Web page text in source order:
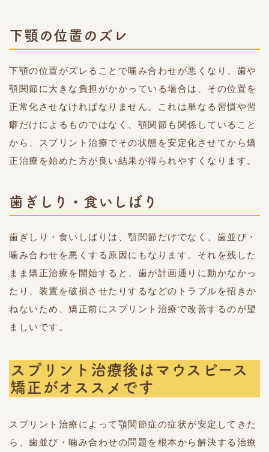
下顎の位置のズレ
下顎の位置がズレることで噛み合わせが悪くなり、歯や
顎関節に大きな負担がかかっている場合は、その位置を
正常化させなければなりません。これは単なる習慣や習
癖だけによるものではなく、顎関節も関係していること
から、スプリント治療でその状態を安定化させてから矯
正治療を始めた方が良い結果が得られやすくなります。
歯ぎしり・食いしばり
歯ぎしり・食いしばりは、顎関節だけでなく、歯並び・
噛み合わせを悪くする原因にもなります。それを残した
まま矯正治療を開始すると、歯が計画通りに動かなかっ
たり、装置を破損させたりするなどのトラブルを招きか
ねないため、矯正前にスプリント治療で改善するのが望
ましいです。
スプリント治療後はマウスピース
矯正がオススメです
スプリント治療によって顎関節症の症状が安定してきた
ら、歯並び・噛み合わせの問題を根本から解決する治療